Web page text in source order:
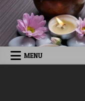
Skip to content
MENU